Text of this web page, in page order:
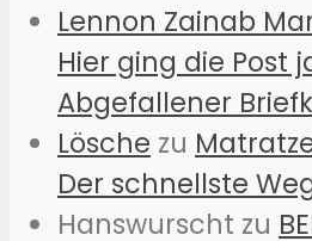
Lennon Zainab
Hier ging die Post
Abgefallener
Lösche zu
Der schnellste
Hanswurscht zu